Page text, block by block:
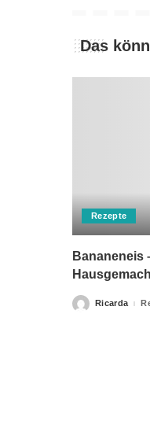
Das
Rezepte
Bananeneis
PostedRicarda